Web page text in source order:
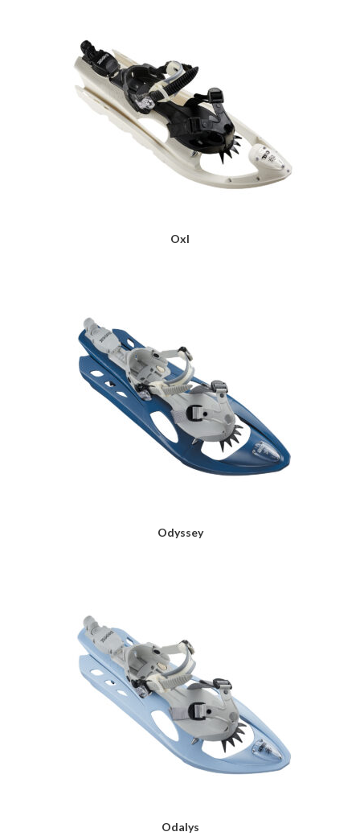
LIRE LA SUITE
Oxl
LIRE LA SUITE
Odyssey
LIRE LA SUITE
Odalys